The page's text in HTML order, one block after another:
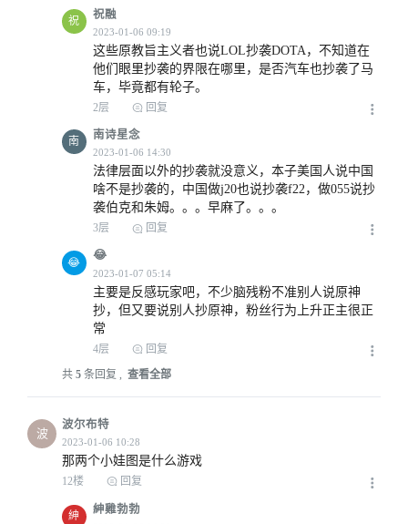
2023-01-07 09:36
2023-01-08 12:12
祝
祝融
这些原教旨主义者也说LOL抄袭DOTA，不知道在
他们眼里抄袭的界限在哪里，是否汽车也抄袭了马
车，毕竟都有轮子。
2层 回复
南
南诗星念
法律层面以外的抄袭就没意义，本子美国人说中国
啥不是抄袭的，中国做j20也说抄袭f22，做055说抄
袭伯克和朱姆。。。早麻了。。。
3层 回复
😂
😂
主要是反感玩家吧，不少脑残粉不准别人说原神
抄，但又要说别人抄原神，粉丝行为上升正主很正
常
4层
回复
共 5 条回复 , 查看全部
波
波尔布特
那两个小娃图是什么游戏
12楼 回复
紳
紳雞勃勃